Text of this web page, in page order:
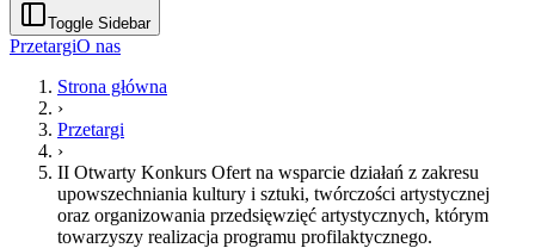
Toggle Sidebar
PrzetargiO nas
Strona główna
›
Przetargi
›
II Otwarty Konkurs Ofert na wsparcie działań z zakresu
upowszechniania kultury i sztuki, twórczości artystycznej
oraz organizowania przedsięwzięć artystycznych, którym
towarzyszy realizacja programu profilaktycznego.